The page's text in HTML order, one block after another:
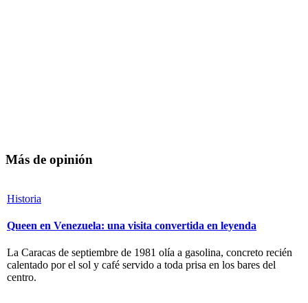
Más de opinión
Historia
Queen en Venezuela: una visita convertida en leyenda
La Caracas de septiembre de 1981 olía a gasolina, concreto recién
calentado por el sol y café servido a toda prisa en los bares del
centro.